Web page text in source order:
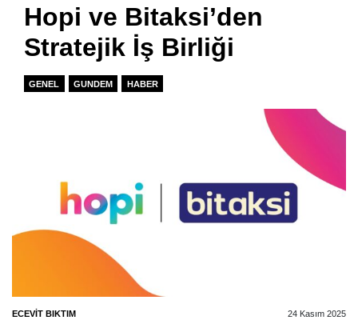
Hopi ve Bitaksi’den
Stratejik İş Birliği
GENEL GUNDEM HABER
ECEVIT BIKTIM 24 Kasım 2025